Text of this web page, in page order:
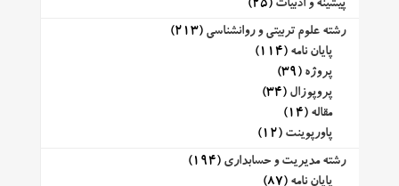
پیشینه و ادبیات (25)
رشته علوم تربیتی و روانشناسی (213)
پایان نامه (114)
پروژه (39)
پروپوزال (34)
مقاله (14)
پاورپوینت (12)
رشته مدیریت و حسابداری (194)
پایان نامه (87)